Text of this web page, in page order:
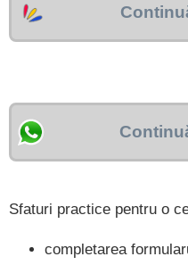
Sfaturi practice pentru o
completarea